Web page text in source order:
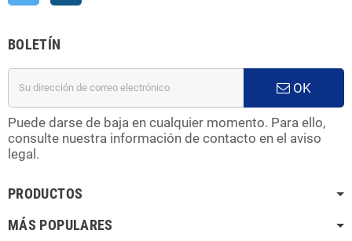
BOLETÍN
OK
Puede darse de baja en cualquier momento. Para ello,
consulte nuestra información de contacto en el aviso
legal.
PRODUCTOS
MÁS POPULARES